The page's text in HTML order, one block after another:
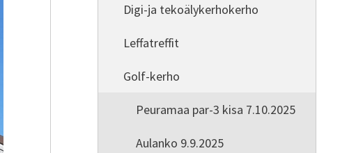
Digi-ja tekoälykerhokerho
Leffatreffit
Golf-kerho
Peuramaa par-3 kisa 7.10.2025
Aulanko 9.9.2025